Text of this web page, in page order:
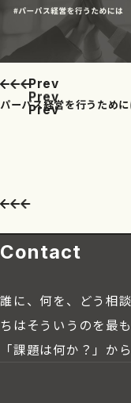
パーパス経営を行うため
Prev
Prev
Prev
Contact
誰に、何を、どう相
ちはそういうのを最
「課題は何か？」か